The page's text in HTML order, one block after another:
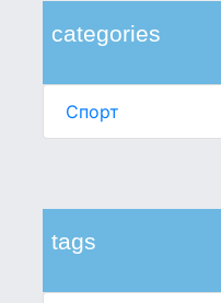
categories
Спорт
tags